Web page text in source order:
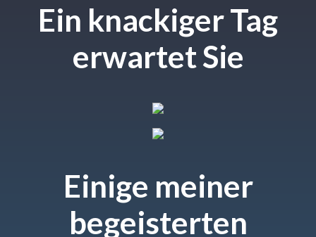
Ein knackiger Tag
erwartet Sie
Einige meiner
begeisterten